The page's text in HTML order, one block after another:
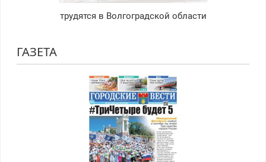
трудятся в Волгоградской области
ГАЗЕТА